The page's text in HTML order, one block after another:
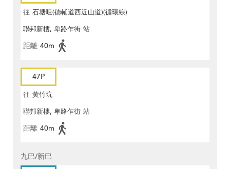
往 石塘咀(德輔道西近山道)(循環線)
聯邦新樓, 卑路乍街 站
距離 40m
47P
往 黃竹坑
聯邦新樓, 卑路乍街 站
距離 40m
九巴/新巴